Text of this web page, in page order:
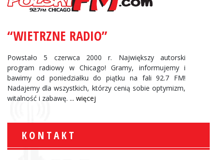
“WIETRZNE RADIO”
Powstało 5 czerwca 2000 r. Największy autorski
program radiowy w Chicago! Gramy, informujemy i
bawimy od poniedziałku do piątku na fali 92.7 FM!
Nadajemy dla wszystkich, którzy cenią sobie optymizm,
witalność i zabawę. ... więcej
KONTAKT